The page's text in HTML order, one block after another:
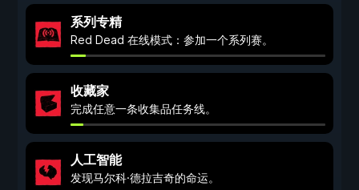
系列专精
Red Dead 在线模式：参加一个系列赛。
收藏家
完成任意一条收集品任务线。
人工智能
发现马尔科·德拉吉奇的命运。